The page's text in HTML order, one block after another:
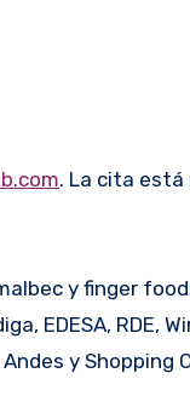
. La cita está
y finger
EDESA, RDE,
y Shopping